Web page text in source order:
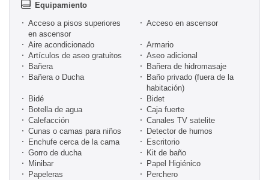
Equipamiento
Acceso a pisos superiores
en ascensor
Acceso en ascensor
Aire acondicionado
Armario
Artículos de aseo gratuitos
Aseo adicional
Bañera
Bañera de hidromasaje
Bañera o Ducha
Baño privado (fuera de la
habitación)
Bidé
Bidet
Botella de agua
Caja fuerte
Calefacción
Canales TV satelite
Cunas o camas para niños
Detector de humos
Enchufe cerca de la cama
Escritorio
Gorro de ducha
Kit de baño
Minibar
Papel Higiénico
Papeleras
Perchero